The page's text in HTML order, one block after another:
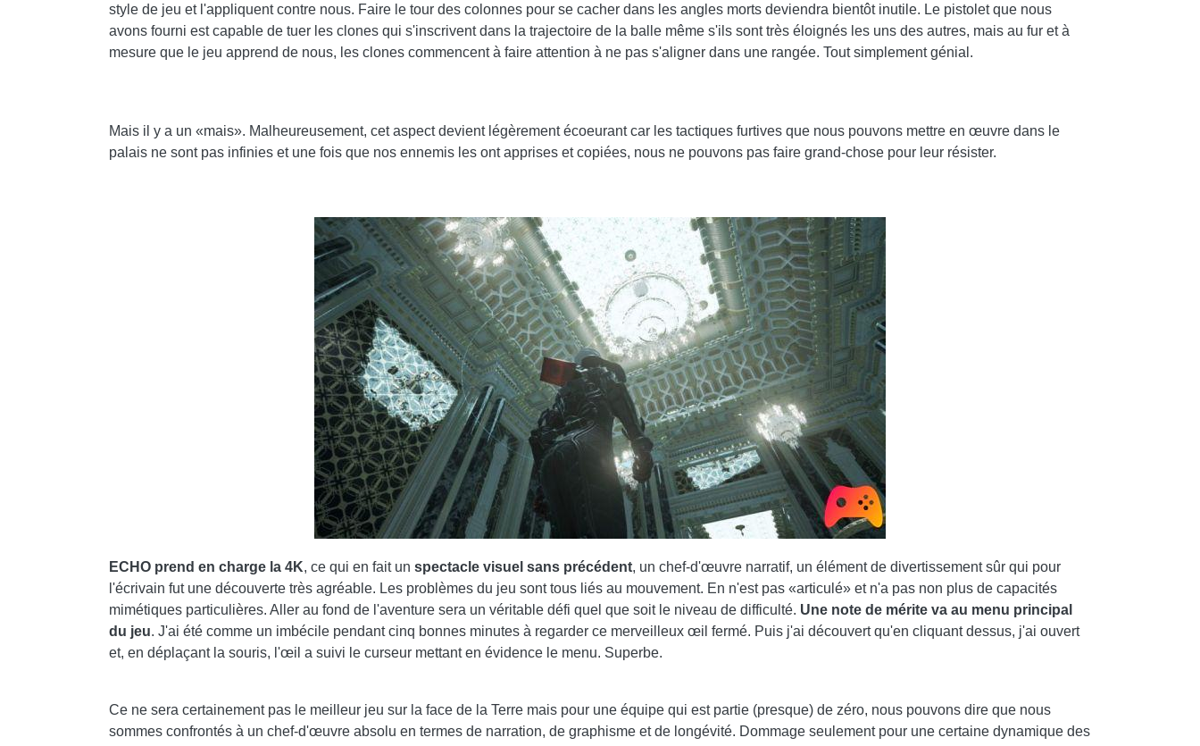
style de jeu et l'appliquent contre nous. Faire le tour des colonnes pour se cacher dans les angles morts deviendra bientôt inutile. Le pistolet que nous
avons fourni est capable de tuer les clones qui s'inscrivent dans la trajectoire de la balle même s'ils sont très éloignés les uns des autres, mais au fur et à
mesure que le jeu apprend de nous, les clones commencent à faire attention à ne pas s'aligner dans une rangée. Tout simplement génial.
Mais il y a un «mais». Malheureusement, cet aspect devient légèrement écoeurant car les tactiques furtives que nous pouvons mettre en œuvre dans le
palais ne sont pas infinies et une fois que nos ennemis les ont apprises et copiées, nous ne pouvons pas faire grand-chose pour leur résister.
ECHO prend en charge la 4K, ce qui en fait un spectacle visuel sans précédent, un chef-d'œuvre narratif, un élément de divertissement sûr qui pour
l'écrivain fut une découverte très agréable. Les problèmes du jeu sont tous liés au mouvement. En n'est pas «articulé» et n'a pas non plus de capacités
mimétiques particulières. Aller au fond de l'aventure sera un véritable défi quel que soit le niveau de difficulté. Une note de mérite va au menu principal
du jeu. J'ai été comme un imbécile pendant cinq bonnes minutes à regarder ce merveilleux œil fermé. Puis j'ai découvert qu'en cliquant dessus, j'ai ouvert
et, en déplaçant la souris, l'œil a suivi le curseur mettant en évidence le menu. Superbe.
Ce ne sera certainement pas le meilleur jeu sur la face de la Terre mais pour une équipe qui est partie (presque) de zéro, nous pouvons dire que nous
sommes confrontés à un chef-d'œuvre absolu en termes de narration, de graphisme et de longévité. Dommage seulement pour une certaine dynamique des